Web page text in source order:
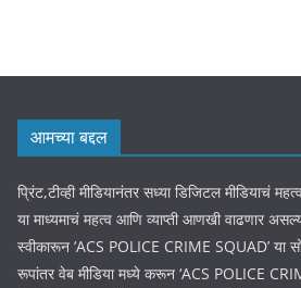
आमच्या बद्दल
प्रिंट,टीव्ही मीडियानंतर सध्या डिजिटल मीडियाचं
या माध्यमाचं महत्व आणि व्याप्ती आणखी वाढणार
स्वीकारून ‘ACS POLICE CRIME SQUAD’ या
रूपांतर वेब मीडिया मध्ये करून ‘ACS POLICE